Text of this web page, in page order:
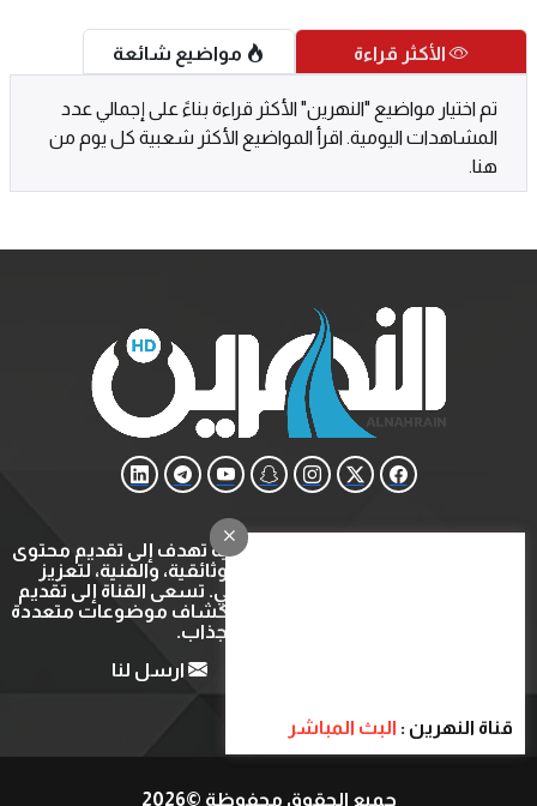
الأكثر قراءة
تم اختيار مواضيع "النهرين" الأكثر قراءة بناءً على إجمالي عدد
المشاهدات اليومية. اقرأ المواضيع الأكثر شعبية كل يوم من
هنا.
قناة النهرين : البث المباشر
قناة النهرين هي قناة ثقافية وتعليمية تهدف إلى تقديم محتوى
متنوع يشمل البرامج التعليمية، الوثائقية، والفنية، لتعزيز
المعرفة والتثقيف في المجتمع العربي. تسعى القناة إلى تقديم
تجربة مشاهدة ثرية ومفيدة عبر استكشاف موضوعات متعددة
بأسلوب شيق وجذاب.
ارسل لنا
جميع الحقوق محفوظة ©2026